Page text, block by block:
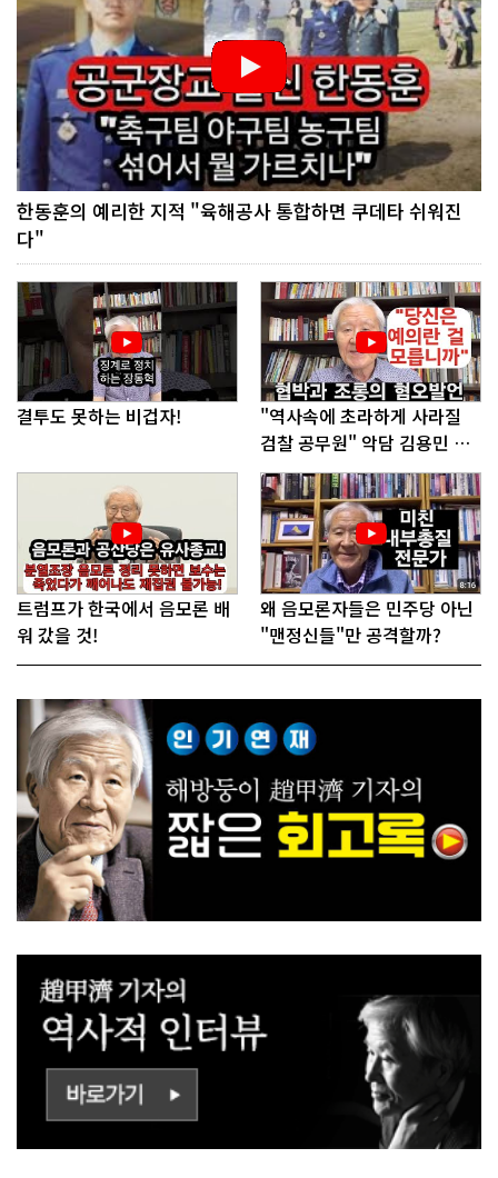
한동훈의 예리한 지적 "육해공사 통합하면 쿠데타 쉬워진
다"
결투도 못하는 비겁자!
"역사속에 초라하게 사라질
검찰 공무원" 악담 김용민 의
원에게!
트럼프가 한국에서 음모론 배
워 갔을 것!
왜 음모론자들은 민주당 아닌
"맨정신들"만 공격할까?